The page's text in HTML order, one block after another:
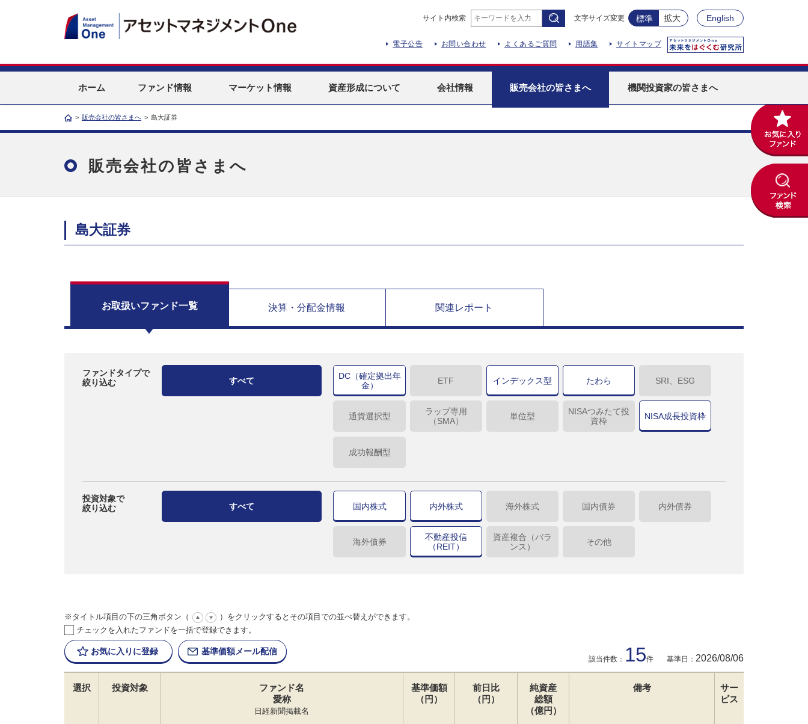
サイト内検索 文字サイズ変更 標準 拡大 English
電子公告 お問い合わせ よくあるご質問 用語集 サイトマップ
ホーム ファンド情報 マーケット情報 資産形成について 会社情報 販売会社の皆さまへ 機関投資家の皆さまへ
> 販売会社の皆さまへ > 島大証券
販売会社の皆さまへ
島大証券
お取扱いファンド一覧 決算・分配金情報 関連レポート
ファンドタイプで
絞り込む
すべて
DC（確定拠出年
金）
ETF インデックス型 たわら SRI、ESG
通貨選択型
ラップ専用
（SMA）
単位型
NISAつみたて投
資枠
NISA成長投資枠
成功報酬型
投資対象で
絞り込む
すべて 国内株式 内外株式 海外株式 国内債券 内外債券
海外債券
不動産投信
（REIT）
資産複合（バラ
ンス）
その他
※タイトル項目の下の三角ボタン（
）をクリックするとその項目での並べ替えができます。
チェックを入れたファンドを一括で登録できます。
お気に入りに登録 基準価額メール配信
該当件数： 15件 基準日： 2026/08/06
選択 投資対象
ファンド名
愛称
日経新聞掲載名
基準価額
（円）
前日比
（円）
純資産
総額
（億円）
備考
サー
ビス